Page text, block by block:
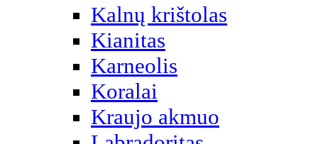
Kalnų krištolas
Kianitas
Karneolis
Koralai
Kraujo akmuo